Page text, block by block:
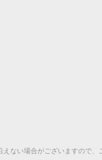
ない場合がございますので、